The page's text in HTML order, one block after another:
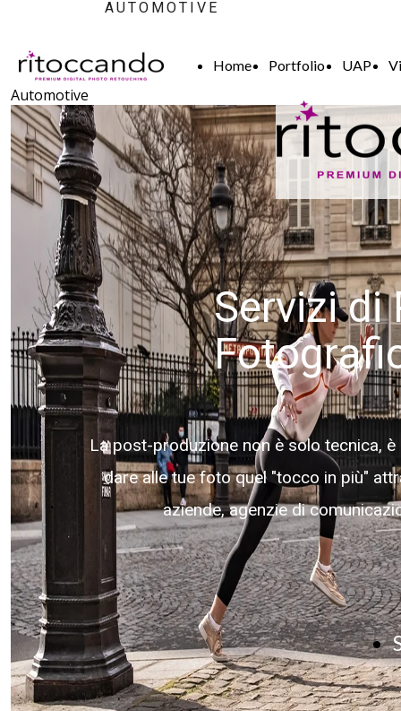
AUTOMOTIVE
Home Portfolio UAP
Automotive
Servizi di
La post-produzione non è solo tecnica,
dare alle tue foto quel "tocco in più"
aziende, agenzie di